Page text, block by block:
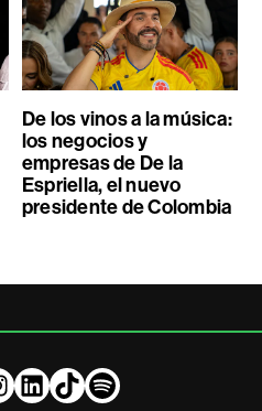
De los vinos a la música:
los negocios y
empresas de De la
Espriella, el nuevo
presidente de Colombia